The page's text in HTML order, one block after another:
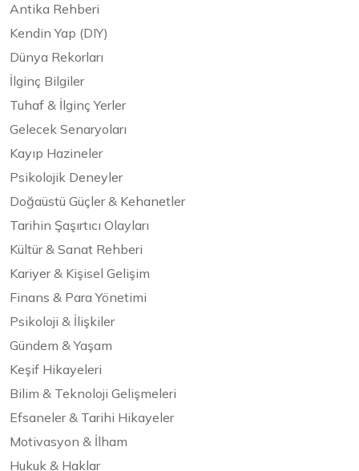
Antika Rehberi
Kendin Yap (DIY)
Dünya Rekorları
İlginç Bilgiler
Tuhaf & İlginç Yerler
Gelecek Senaryoları
Kayıp Hazineler
Psikolojik Deneyler
Doğaüstü Güçler & Kehanetler
Tarihin Şaşırtıcı Olayları
Kültür & Sanat Rehberi
Kariyer & Kişisel Gelişim
Finans & Para Yönetimi
Psikoloji & İlişkiler
Gündem & Yaşam
Keşif Hikayeleri
Bilim & Teknoloji Gelişmeleri
Efsaneler & Tarihi Hikayeler
Motivasyon & İlham
Hukuk & Haklar